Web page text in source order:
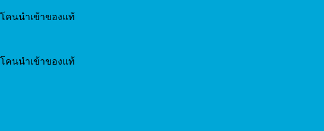
คนนำเข้าของแท้
คนนำเข้าของแท้